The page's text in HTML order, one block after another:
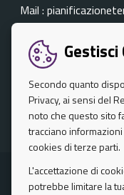
Mail :
Centralino unico:
SEGUICI SU
FacebookTwitter
Privacy Policy
Gestisci
Secondo quanto
Privacy, ai sensi del
noto che questo sito
tracciano
cookies di terze parti.
L'accettazione di
potrebbe limitare la